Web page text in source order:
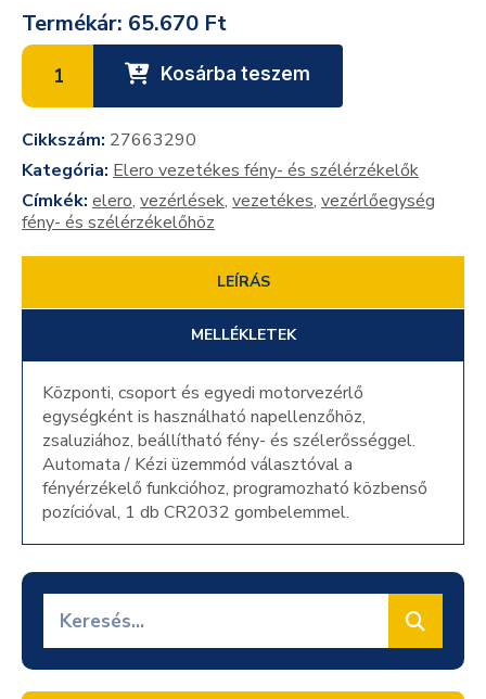
Termékár: 65.670 Ft
Kosárba teszem
Cikkszám: 27663290
Kategória: Elero vezetékes fény- és szélérzékelők
Címkék: elero, vezérlések, vezetékes, vezérlőegység
fény- és szélérzékelőhöz
LEÍRÁS
MELLÉKLETEK
Központi, csoport és egyedi motorvezérlő
egységként is használható napellenzőhöz,
zsaluziához, beállítható fény- és szélerősséggel.
Automata / Kézi üzemmód választóval a
fényérzékelő funkcióhoz, programozható közbenső
pozícióval, 1 db CR2032 gombelemmel.